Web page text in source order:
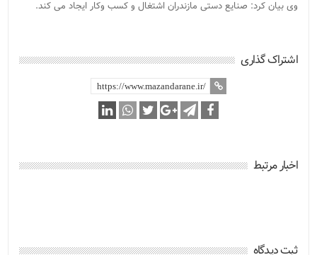
وی بیان کرد: صنایع دستی مازندران اشتغال و کسب وکار ایجاد می کند.
اشتراک گذاری
اخبار مرتبط
ثبت دیدگاه